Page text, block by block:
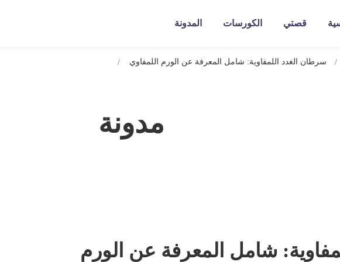
قصتي الكورسات المدونة
مدونة
سرطان الغدد اللمفاوية: شامل المعرفة عن الورم اللمفاوي
شامل المعرفة عن الورم